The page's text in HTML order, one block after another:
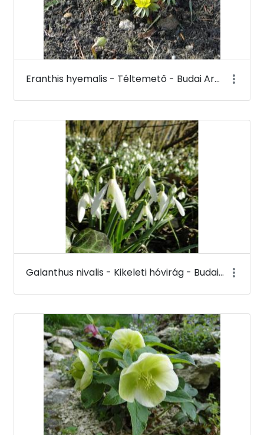
Eranthis hyemalis - Téltemető - Budai Arborétum
Galanthus nivalis - Kikeleti hóvirág - Budai Arborétum